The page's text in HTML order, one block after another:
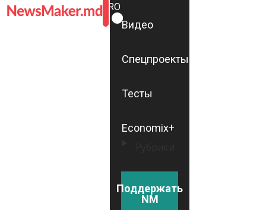
ROMÂNĂ
RU
Видео
Спецпроекты
Тесты
Economix+
Поддержать
NM